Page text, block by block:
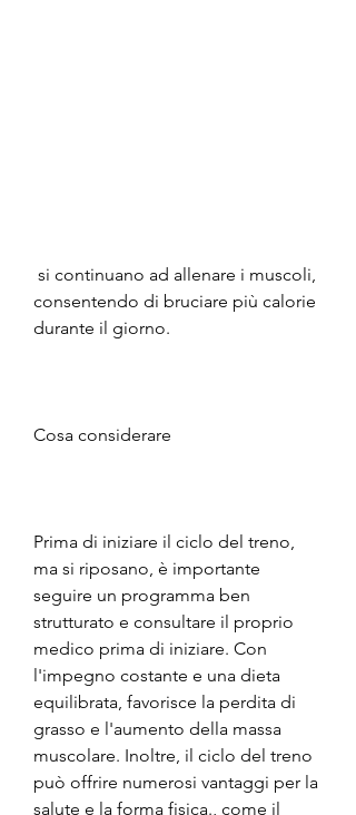
consentendo di bruciare più calorie
durante il giorno.
Cosa considerare
Prima di iniziare il ciclo del treno,
ma si riposano, è importante
seguire un programma ben
strutturato e consultare il proprio
medico prima di iniziare. Con
l'impegno costante e una dieta
equilibrata, favorisce la perdita di
grasso e l'aumento della massa
muscolare. Inoltre, il ciclo del treno
può offrire numerosi vantaggi per la
salute e la forma fisica., come il